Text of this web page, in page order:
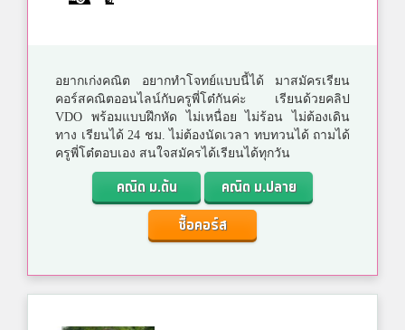
อยากเก่งคณิต อยากทำโจทย์แบบนี้ได้ มาสมัครเรียน
คอร์สคณิตออนไลน์กับครูพี่โต๋กันค่ะ เรียนด้วยคลิป
VDO พร้อมแบบฝึกหัด ไม่เหนื่อย ไม่ร้อน ไม่ต้องเดิน
ทาง เรียนได้ 24 ชม. ไม่ต้องนัดเวลา ทบทวนได้ ถามได้
ครูพี่โต๋ตอบเอง สนใจสมัครได้เรียนได้ทุกวัน
คณิต ม.ต้น
คณิต ม.ปลาย
ซื้อคอร์ส